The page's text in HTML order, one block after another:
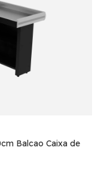
Balcao Caixa de